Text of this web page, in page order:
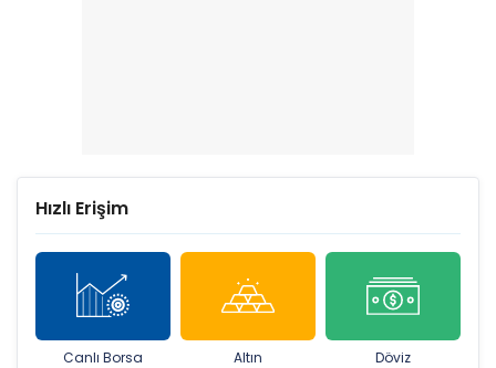
Hızlı Erişim
Canlı Borsa Altın Döviz